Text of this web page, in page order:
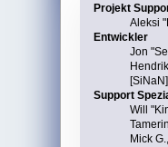
Projekt
Aleksi
Entwickler
Jon
Support
Will
Mick